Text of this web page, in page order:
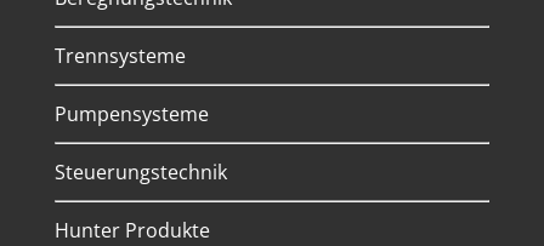
Trennsysteme
Pumpensysteme
Steuerungstechnik
Hunter Produkte